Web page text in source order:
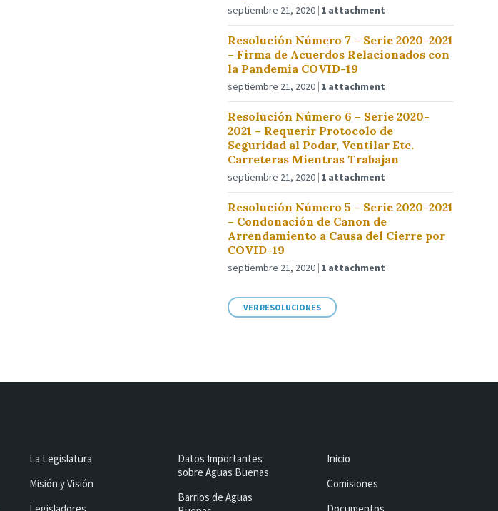
septiembre 21, 2020 1 attachment
Resolución Número 7 – Serie 2020-2021
– Firma de Acuerdos Relacionados con
la Pandemia COVID-19
septiembre 21, 2020 1 attachment
Resolución Número 6 – Serie 2020-
2021 – Requerir Protocolo de
Seguridad al Podar, Ventilar Etc.
Carreteras Mientras Trabajan
septiembre 21, 2020 1 attachment
Resolución Número 5 – Serie 2020-2021
– Condonación de Canon de
Arrendamiento a Causa del Cierre por
COVID-19
septiembre 21, 2020 1 attachment
VER RESOLUCIONES
La Legislatura
Misión y Visión
Datos Importantes
sobre Aguas Buenas
Barrios de Aguas
Inicio
Comisiones